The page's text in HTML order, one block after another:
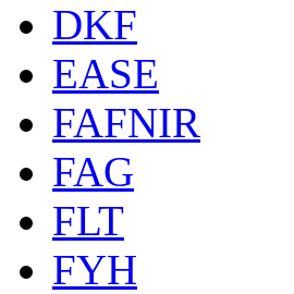
DKF
EASE
FAFNIR
FAG
FLT
FYH